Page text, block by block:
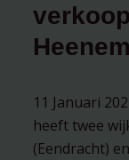
11 Januari
heeft twee
(Eendracht)